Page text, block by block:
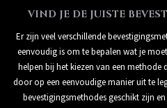
VIND JE DE JUISTE
Er zijn veel verschillende
eenvoudig is om te bepalen wat je
helpen bij het kiezen van een methode
door op een eenvoudige manier uit te
bevestigingsmethodes geschikt zijn